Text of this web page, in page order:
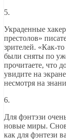
5.
Украденные
престолов»
зрителей. «Как-
были сняты по
прочитаете, что
увидите на
несмотря на
6.
Для фэнтэзи
новые миры.
как для фэнтези